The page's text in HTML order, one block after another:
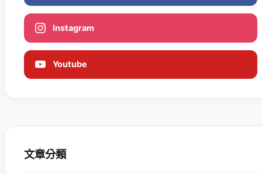
Instagram
Youtube
文章分類